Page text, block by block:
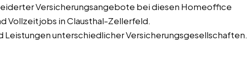
Versicherungsangebote bei diesen Homeoffice
Vollzeitjobs in Clausthal-Zellerfeld.
Leistungen unterschiedlicher Versicherungsgesellschaften.